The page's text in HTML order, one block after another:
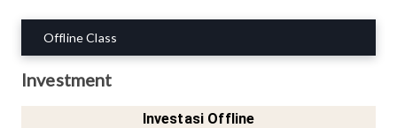
Offline Class
Investment
Investasi Offline